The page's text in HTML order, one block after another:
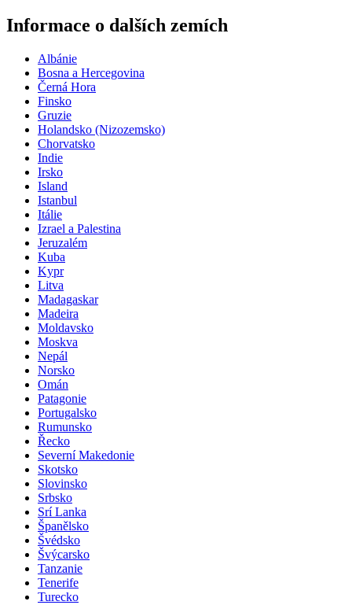
Informace o dalších zemích
Albánie
Bosna a Hercegovina
Černá Hora
Finsko
Gruzie
Holandsko (Nizozemsko)
Chorvatsko
Indie
Irsko
Island
Istanbul
Itálie
Izrael a Palestina
Jeruzalém
Kuba
Kypr
Litva
Madagaskar
Madeira
Moldavsko
Moskva
Nepál
Norsko
Omán
Patagonie
Portugalsko
Rumunsko
Řecko
Severní Makedonie
Skotsko
Slovinsko
Srbsko
Srí Lanka
Španělsko
Švédsko
Švýcarsko
Tanzanie
Tenerife
Turecko